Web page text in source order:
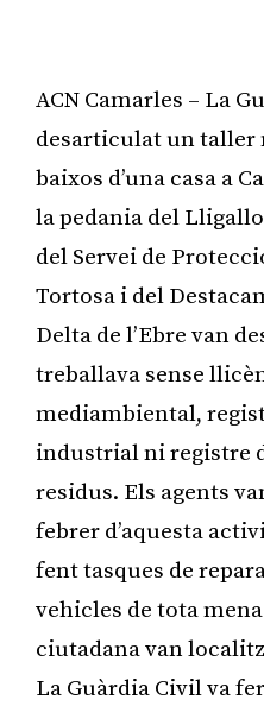
ACN Camarles – La
desarticulat un taller
baixos d’una casa a
la pedania del
del Servei de
Tortosa i del
Delta de l’Ebre van
treballava sense
mediambiental,
industrial ni registre
residus. Els agents
febrer d’aquesta
fent tasques de
vehicles de tota
ciutadana van
La Guàrdia Civil va